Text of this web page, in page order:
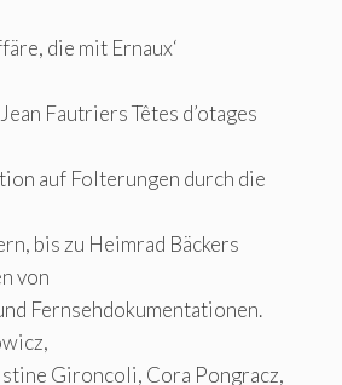
die mit Ernaux‘
Fautriers Têtes d’otages
auf Folterungen durch die
bis zu Heimrad Bäckers
von
Fernsehdokumentationen.
Gironcoli, Cora Pongracz,